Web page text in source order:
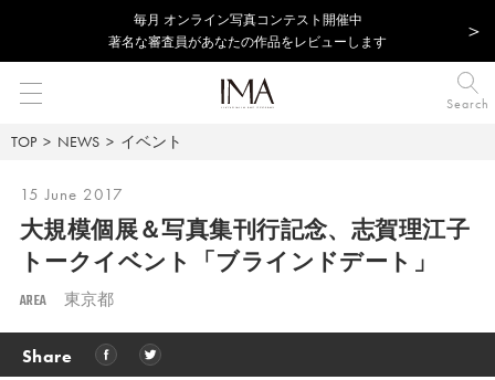
毎⽉ オンライン写真コンテスト開催中
著名な審査員があなたの作品をレビューします
Search
TOP NEWS イベント
15 June 2017
大規模個展＆写真集刊行記念、 志賀理江子
トークイベント「ブラインドデート」
AREA 東京都
Share